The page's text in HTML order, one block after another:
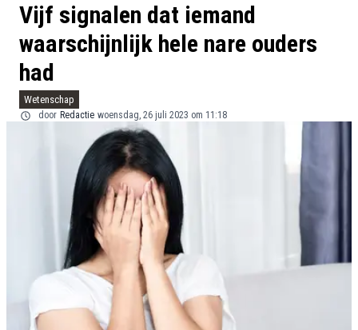
Vijf signalen dat iemand
waarschijnlijk hele nare ouders
had
Wetenschap
door Redactie woensdag, 26 juli 2023 om 11:18